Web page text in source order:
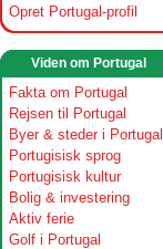
Opret Portugal-profil
Viden om Portugal
Fakta om Portugal
Rejsen til Portugal
Byer & steder i Portugal
Portugisisk sprog
Portugisisk kultur
Bolig & investering
Aktiv ferie
Golf i Portugal